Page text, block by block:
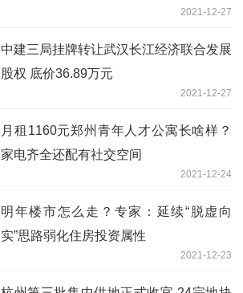
2021-12-27
中建三局挂牌转让武汉长江经济联合发展
股权 底价36.89万元
2021-12-27
月租1160元郑州青年人才公寓长啥样？
家电齐全还配有社交空间
2021-12-24
明年楼市怎么走？专家：延续“脱虚向
实”思路弱化住房投资属性
2021-12-23